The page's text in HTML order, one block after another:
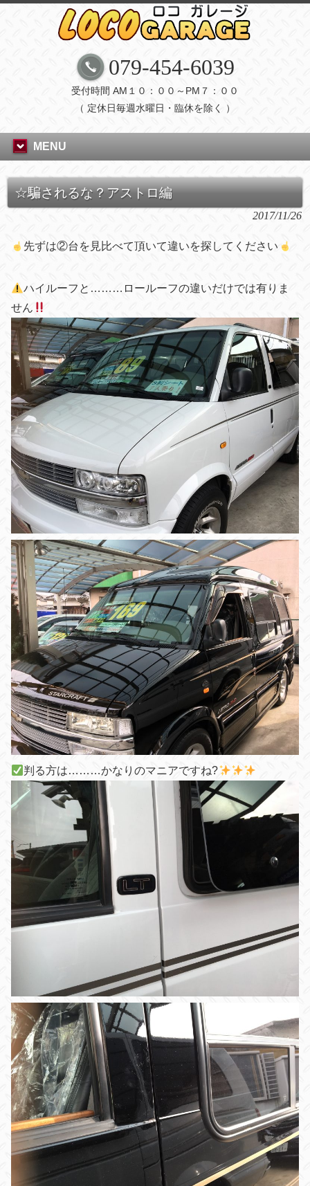
079-454-6039
受付時間 AM１０：００～PM７：００
（ 定休日毎週水曜日・臨休を除く ）
MENU
☆騙されるな？アストロ編
2017/11/26
先ずは②台を見比べて頂いて違いを探してください
ハイルーフと………ロールーフの違いだけでは有りま
せん
判る方は………かなりのマニアですね?